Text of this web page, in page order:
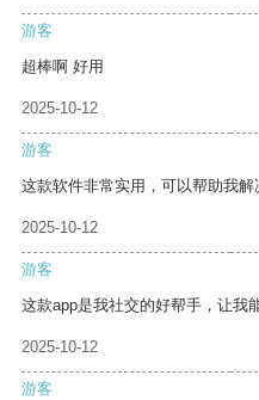
游客
超棒啊 好用
2025-10-12
游客
这款软件非常实用，可以帮助我解
2025-10-12
游客
这款app是我社交的好帮手，让我
2025-10-12
游客